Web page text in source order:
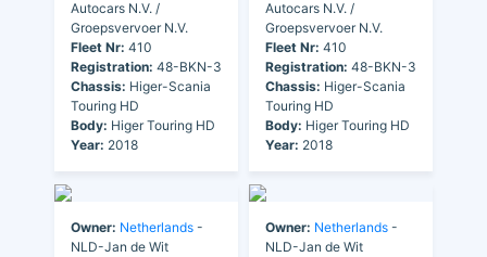
Autocars N.V. /
Groepsvervoer N.V.
Fleet Nr: 410
Registration: 48-BKN-3
Chassis: Higer-Scania
Touring HD
Body: Higer Touring HD
Year: 2018
Autocars N.V. /
Groepsvervoer N.V.
Fleet Nr: 410
Registration: 48-BKN-3
Chassis: Higer-Scania
Touring HD
Body: Higer Touring HD
Year: 2018
Owner: Netherlands -
NLD-Jan de Wit
Owner: Netherlands -
NLD-Jan de Wit